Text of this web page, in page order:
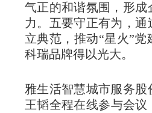
气正的和谐氛围，形成
力。五要守正有为，
立典范，推动“星火”党
科瑞品牌得以光大。
雅生活智慧城市服务
王韬全程在线参与会议